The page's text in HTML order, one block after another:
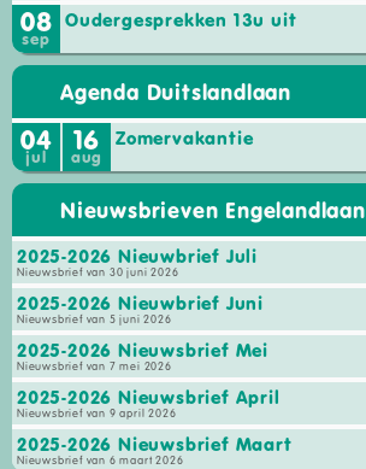
08
sep
Oudergesprekken 13u uit
Agenda Duitslandlaan
04
jul 16
aug
Zomervakantie
Nieuwsbrieven Engelandlaan
2025-2026 Nieuwbrief Juli
Nieuwsbrief van 30 juni 2026
2025-2026 Nieuwbrief Juni
Nieuwsbrief van 5 juni 2026
2025-2026 Nieuwsbrief Mei
Nieuwsbrief van 7 mei 2026
2025-2026 Nieuwsbrief April
Nieuwsbrief van 9 april 2026
2025-2026 Nieuwsbrief Maart
Nieuwsbrief van 6 maart 2026